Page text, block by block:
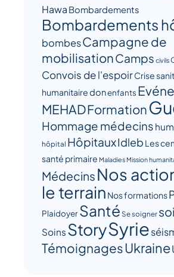
Hawa Bombardements
Bombardements
bombesCampagne de
mobilisationCamps civils
Convois de l'espoirCrise
humanitairedonenfants
MEHADFormation
Hommage médecins
hôpital HôpitauxIdleb Les
santé primaire Maladies Mission
Médecins Nos
le terrain Nos formations
PlaidoyerSanté Se soigner
Soins StorySyrie
TémoignagesUkraine